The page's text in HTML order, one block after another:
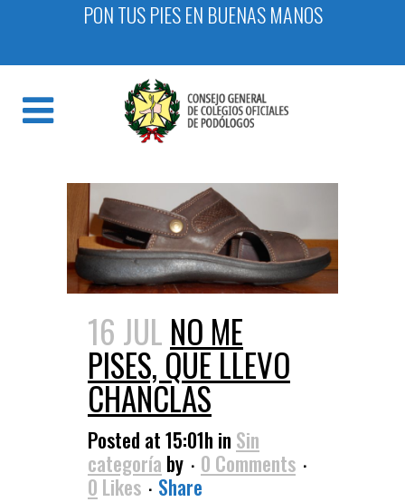
PON TUS PIES EN BUENAS MANOS
16 JUL NO ME
PISES, QUE LLEVO
CHANCLAS
Posted at 15:01h in Sin
categoría by
0 Comments
0 Likes
Share